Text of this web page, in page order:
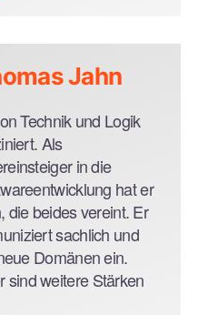
Angular, rxjs
XCUItest, pact
und Konzepte
nach Scrum
Jahn
Technik und Logik
Als
in die
hat er
die beides vereint. Er
sachlich und
Domänen ein.
sind weitere Stärken